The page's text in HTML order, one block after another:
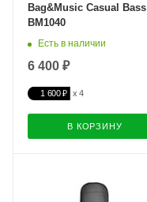
Bag&Music Casual Bass
BM1040
Есть в наличии
6 400 ₽
1 600 ₽
В КОРЗИНУ